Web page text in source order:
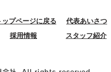
ップページに戻る 代表あいさつ
採用情報
スタッフ紹介